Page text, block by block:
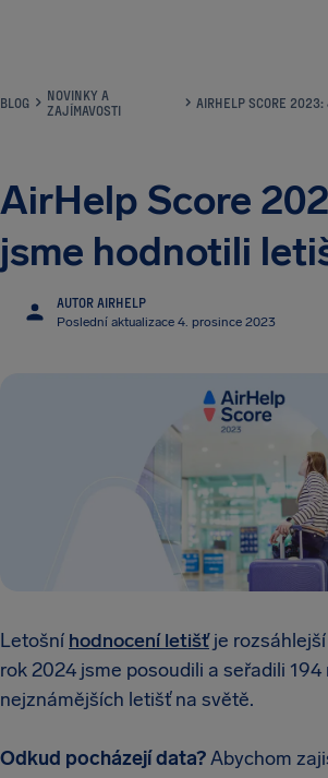
BLOG
NOVINKY A
ZAJÍMAVOSTI
AirHelp Score
jsme hodnotili
AUTOR AIRHELP
Poslední aktualizace 4. prosince 2023
Letošní hodnocení letišťje
rok 2024 jsme posoudili a seřadili
nejznámějších letišť na světě.
Odkud pocházejí data?Abychom